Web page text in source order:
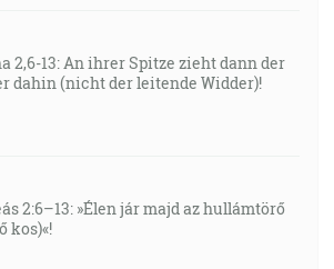
2,6-13: An ihrer Spitze zieht dann der
dahin (nicht der leitende Widder)!
2:6–13: »Élen jár majd az hullámtörő
kos)«!